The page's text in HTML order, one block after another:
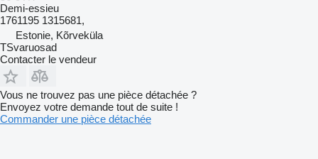
Demi-essieu
1761195 1315681,
Estonie, Kõrveküla
TSvaruosad
Contacter le vendeur
Vous ne trouvez pas une pièce détachée ?
Envoyez votre demande tout de suite !
Commander une pièce détachée